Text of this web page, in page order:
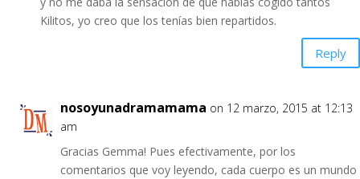
Kilitos, yo creo que los tenías bien repartidos.
Reply
nosoyunadramamama on 12 marzo, 2015 at 12:13
am
Gracias Gemma! Pues efectivamente, por los
comentarios que voy leyendo, cada cuerpo es un mundo